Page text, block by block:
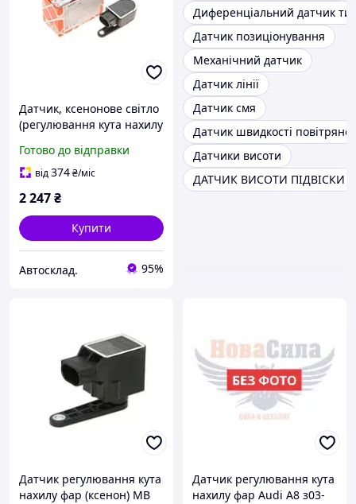
Датчик, ксенонове світло
(регулювання кута нахилу
BILSTEIN (100229)
Готово до відправки
від374₴/міс
2 247₴
Купити
Автосклад. 95%
Диференціальний датчик
Датчик позиціонування
Механічний датчик
Датчик лінії
Датчик смя
Датчик швидкості
Датчики висоти
ДАТЧИК ВИСОТИ ПІДВІСКИ
Датчик регулювання кута
нахилу фар (ксенон) MB
Датчик регулювання кута
нахилу фар Audi A8 з03-